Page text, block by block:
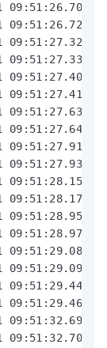
09:51:26.708
09:51:26.720
09:51:27.323
09:51:27.334
09:51:27.403
09:51:27.415
09:51:27.632
09:51:27.648
09:51:27.917
09:51:27.936
09:51:28.150
09:51:28.172
09:51:28.954
09:51:28.976
09:51:29.080
09:51:29.096
09:51:29.445
09:51:29.460
09:51:32.692
09:51:32.703